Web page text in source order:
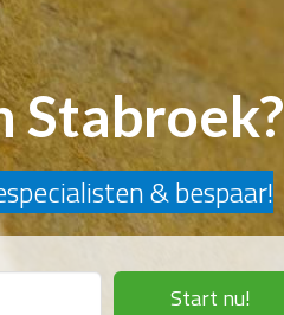
Stabroek?
& bespaar!
Start nu!